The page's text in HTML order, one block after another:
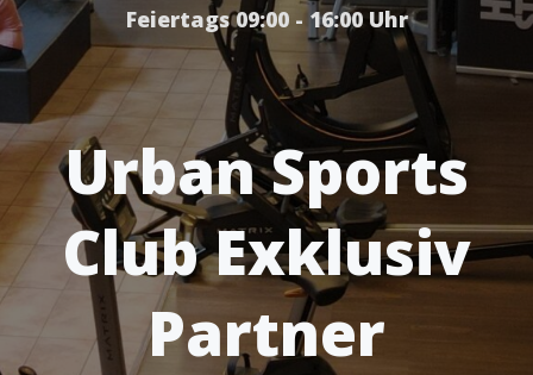
Feiertags 09:00 - 16:00 Uhr
Urban Sports
Club Exklusiv
Partner